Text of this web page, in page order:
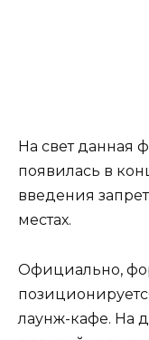
На свет данная
появилась в
введения
местах.
Официально,
лаунж-кафе. На